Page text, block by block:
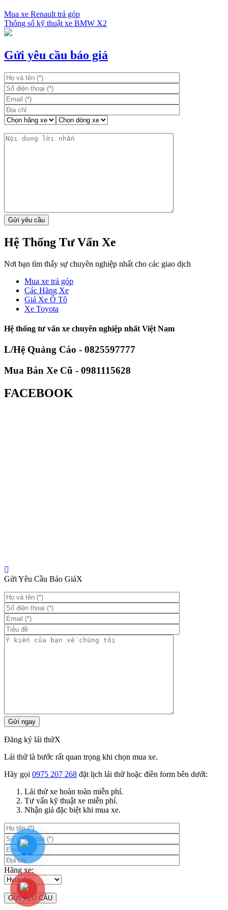
Mua xe Renault trả góp
Thông số kỹ thuật xe BMW X2
Gửi yêu cầu báo giá
Hệ Thống Tư Vấn Xe
Nơi bạn tìm thấy sự chuyên nghiệp nhất cho các giao dịch
Mua xe trả góp
Các Hãng Xe
Giá Xe Ô Tô
Xe Toyota
Hệ thống tư vấn xe chuyên nghiệp nhất Việt Nam
L/Hệ Quảng Cáo - 0825597777
Mua Bán Xe Cũ - 0981115628
FACEBOOK
Gửi Yêu Cầu Báo GiáX
Đăng ký lái thửX
Lái thử là bước rất quan trọng khi chọn mua xe.
Hãy gọi 0975 207 268 đặt lịch lái thử hoặc điền form bên dưới:
Lái thử xe hoàn toàn miễn phí.
Tư vấn kỹ thuật xe miễn phí.
Nhận giá đặc biệt khi mua xe.
Hãng xe: